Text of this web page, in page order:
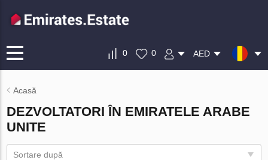
0 0 AED
Acasă
DEZVOLTATORI ÎN EMIRATELE ARABE
UNITE
Sortare după